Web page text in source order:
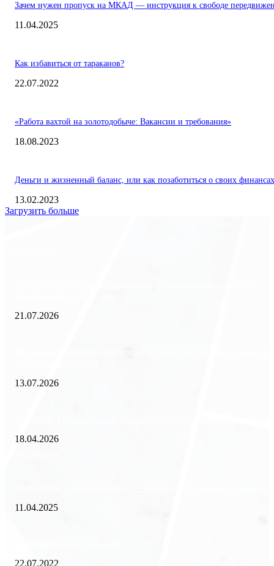
Зачем нужен пропуск на МКАД — инструкция к свободе
11.04.2025
Как избавиться от тараканов?
22.07.2022
«Работа вахтой на золотодобыче: Вакансии и требования»
18.08.2023
Деньги и жизненный баланс, или как позаботиться о своих финансах
13.02.2023
Загрузить больше
21.07.2026
13.07.2026
18.04.2026
11.04.2025
22.07.2022